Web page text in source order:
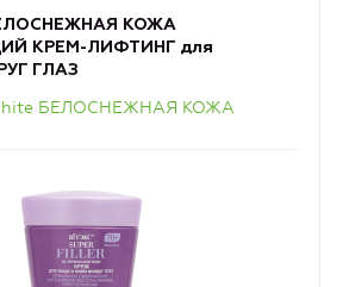
КОЖА
КРЕМ-ЛИФТИНГ для
ГЛАЗ
БЕЛОСНЕЖНАЯ КОЖА